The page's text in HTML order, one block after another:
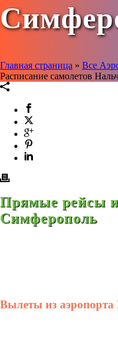
Главная страница » Все
Расписание самолетов
Прямые рейсы
Симферополь
Вылеты из